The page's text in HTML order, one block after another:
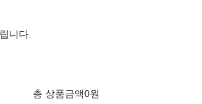
니다.
총 상품금액0원